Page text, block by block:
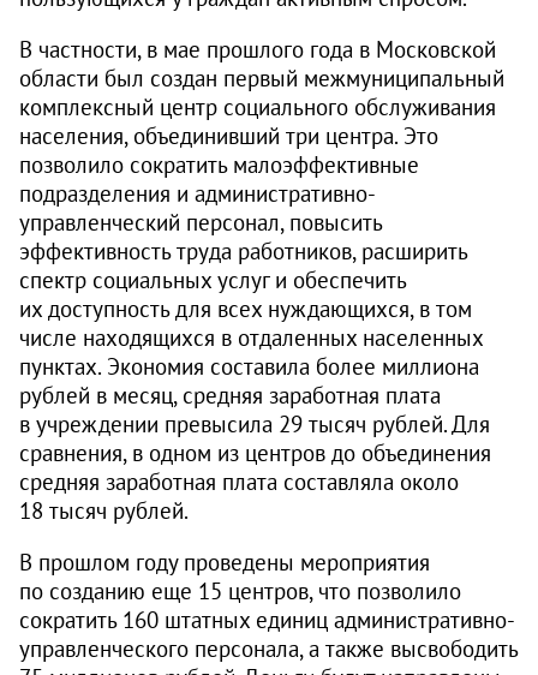
В частности, в мае прошлого года в Московской
области был создан первый межмуниципальный
комплексный центр социального обслуживания
населения, объединивший три центра. Это
позволило сократить малоэффективные
подразделения и административно-
управленческий персонал, повысить
эффективность труда работников, расширить
спектр социальных услуг и обеспечить
их доступность для всех нуждающихся, в том
числе находящихся в отдаленных населенных
пунктах. Экономия составила более миллиона
рублей в месяц, средняя заработная плата
в учреждении превысила 29 тысяч рублей. Для
сравнения, в одном из центров до объединения
средняя заработная плата составляла около
18 тысяч рублей.
В прошлом году проведены мероприятия
по созданию еще 15 центров, что позволило
сократить 160 штатных единиц административно-
управленческого персонала, а также высвободить